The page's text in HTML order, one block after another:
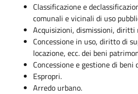
Classificazione e
comunali e vicinali di uso
Acquisizioni, dismissioni, diritti
Concessione in uso, diritto di
locazione, ecc. dei beni
Concessione e gestione di beni
Espropri.
Arredo urbano.